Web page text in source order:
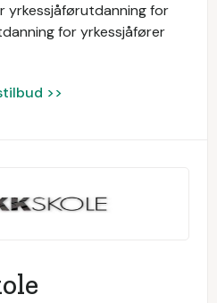
yrkessjåførutdanning for
for yrkessjåfører
>>